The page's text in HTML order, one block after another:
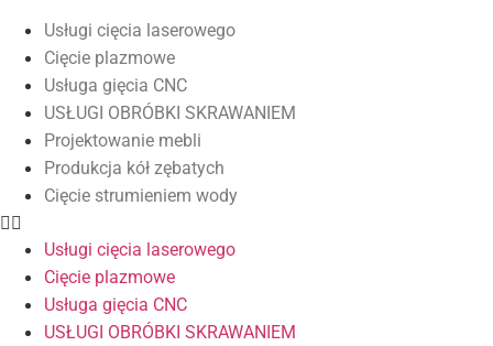
Usługi cięcia laserowego
Cięcie plazmowe
Usługa gięcia CNC
USŁUGI OBRÓBKI SKRAWANIEM
Projektowanie mebli
Produkcja kół zębatych
Cięcie strumieniem wody
Usługi cięcia laserowego
Cięcie plazmowe
Usługa gięcia CNC
USŁUGI OBRÓBKI SKRAWANIEM